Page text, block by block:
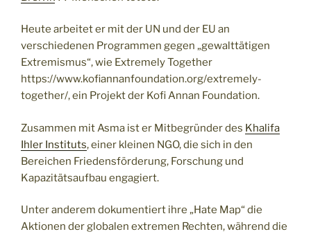
Heute arbeitet er mit der UN und der EU an
verschiedenen Programmen gegen „gewalttätigen
Extremismus“, wie Extremely Together
https://www.kofiannanfoundation.org/extremely-
together/, ein Projekt der Kofi Annan Foundation.
Zusammen mit Asma ist er Mitbegründer des Khalifa
Ihler Instituts, einer kleinen NGO, die sich in den
Bereichen Friedensförderung, Forschung und
Kapazitätsaufbau engagiert.
Unter anderem dokumentiert ihre „Hate Map“ die
Aktionen der globalen extremen Rechten, während die